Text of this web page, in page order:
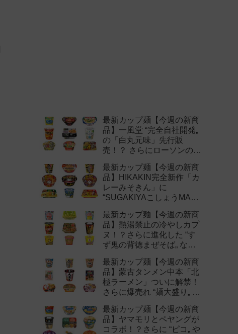
最新カップ麺【今週の新商
品】一風堂 “完全自社開発„
の「白丸元味」先行販
売！？ さらにローソンの激
新作まとめ！
最新カップ麺【今週の新商
品】HIKAKIN完全新作「カ
レーみそきん」に
“SUGAKIYAこしょうMAX„
最新カップ麺【今週の新商
品】熱湯禁止の冷やしカプ
ヌ！？さらに進化した “す
ず鬼の背徳まぜそば„ など
最新カップ麺【今週の新商
品】蒙古タンメン中本「北
極ラーメン」ついに解禁！
さらに爆売れ “麺大盛り„ シ
作まとめ！
最新カップ麺【今週の新商
品】ヤマモリとペヤングが
コラボ！？さらに “ピコ„ や